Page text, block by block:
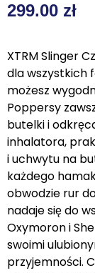
299.00 zł
XTRM Slinger
dla wszystkich
możesz
Poppersy
butelki i
inhalatora,
i uchwytu na
każdego
obwodzie rur
nadaje się do
Oxymoron i
swoimi
przyjemności.